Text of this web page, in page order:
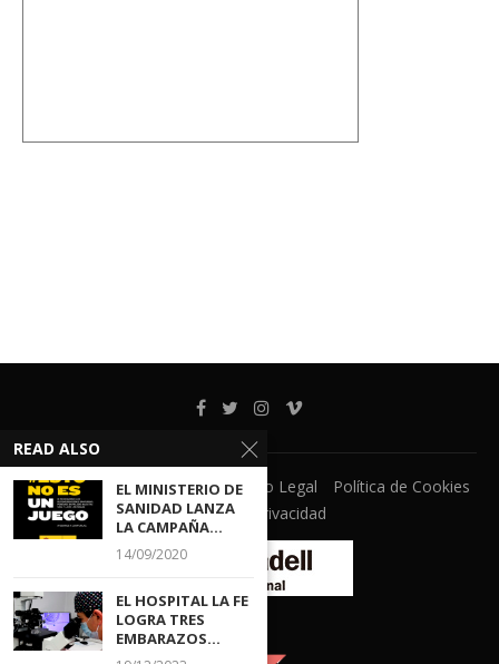
Ventanilla Unica CECOVA Aviso Legal
Política de Cookies
Política de Privacidad
READ ALSO
EL MINISTERIO DE
SANIDAD LANZA
LA CAMPAÑA...
14/09/2020
EL HOSPITAL LA FE
LOGRA TRES
EMBARAZOS...